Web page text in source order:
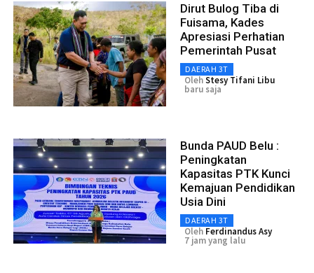
Dirut Bulog Tiba di
Fuisama, Kades
Apresiasi Perhatian
Pemerintah Pusat
DAERAH 3T
OlehStesy Tifani Libu
baru saja
Bunda PAUD Belu :
Peningkatan
Kapasitas PTK Kunci
Kemajuan Pendidikan
Usia Dini
DAERAH 3T
Oleh Ferdinandus Asy
7 jam yang lalu